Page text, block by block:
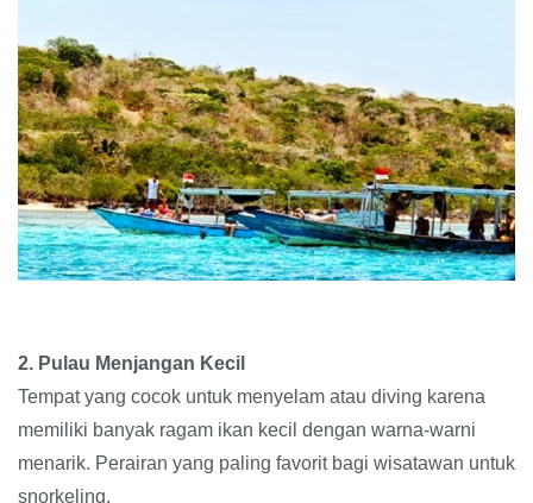
2. Pulau Menjangan Kecil
Tempat yang cocok untuk menyelam atau diving karena
memiliki banyak ragam ikan kecil dengan warna-warni
menarik. Perairan yang paling favorit bagi wisatawan untuk
snorkeling.